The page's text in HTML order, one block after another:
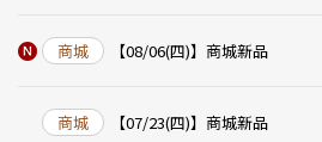
商城 【08/06(四)】商城新品
商城 【07/23(四)】商城新品